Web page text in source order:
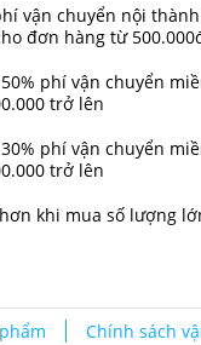
vận chuyển nội thành
đơn hàng từ
phí vận chuyển
trở lên
phí vận chuyển
trở lên
khi mua số lượng
Chính sách